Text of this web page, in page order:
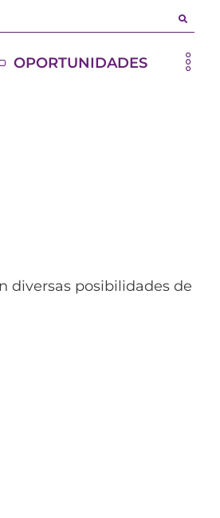
OPORTUNIDADES
diversas posibilidades de